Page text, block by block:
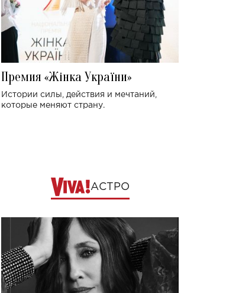
Премия «Жінка України»
Истории силы, действия и мечтаний,
которые меняют страну.
АСТРО